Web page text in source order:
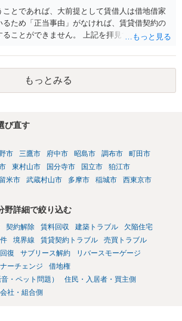
とであれば、大前提として賃借人は借地借家
ため「正当事由」がなければ、賃貸借契約の
ことができません。 上記を拝見する限り、通
こと」が直ちに正当事由に当たるとは思えま
否される方向性でよろしいかと存じます。 そ
金銭をもらえれば退去には応じる旨交渉をして
か。 過去に賃借人の許可なく無断で賃貸人が
もっとみる
び直す
市 三鷹市 府中市 昭島市 調布市
町田市
東村山市 国分寺市 国立市
狛江市
米市 武蔵村山市 多摩市 稲城市 西東京市
野詳細で絞り込む
契約解除 賃料回収 建築トラブル
欠陥住宅
境界線 賃貸契約トラブル
売買トラブル
復 サブリース解約
リバースモーゲージ
ーチェンジ
借地権
・ペット問題）
住民・入居者・買主側
社・組合側